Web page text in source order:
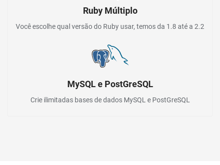
Ruby Múltiplo
Você escolhe qual versão do Ruby usar, temos da 1.8 até a 2.2
MySQL e PostGreSQL
Crie ilimitadas bases de dados MySQL e PostGreSQL